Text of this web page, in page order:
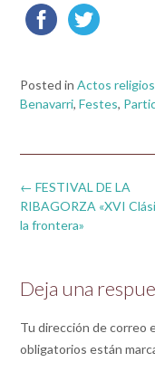
Posted in Actos
Benavarri, Festes,
Post
navigation
← FESTIVAL DE LA
RIBAGORZA «XVI
la frontera»
Deja una
Tu dirección de correo
obligatorios están